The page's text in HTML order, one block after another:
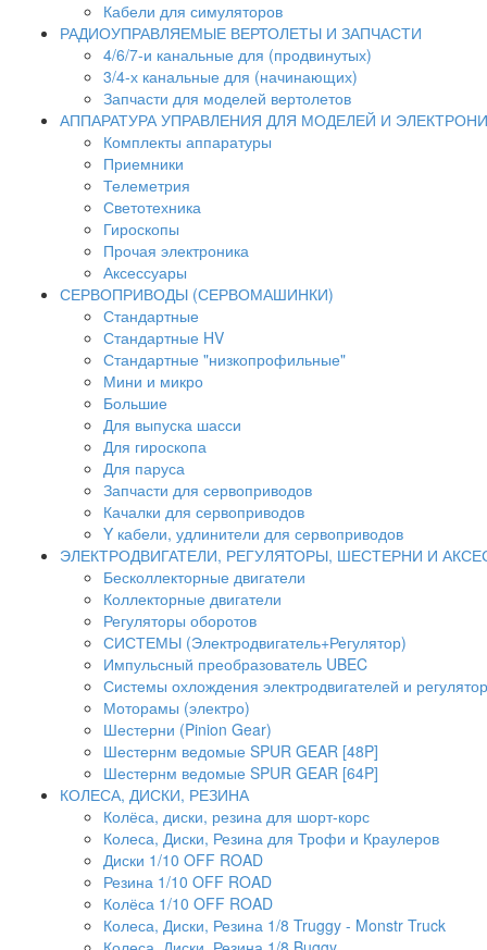
Кабели для симуляторов
РАДИОУПРАВЛЯЕМЫЕ ВЕРТОЛЕТЫ И ЗАПЧАСТИ
4/6/7-и канальные для (продвинутых)
3/4-х канальные для (начинающих)
Запчасти для моделей вертолетов
АППАРАТУРА УПРАВЛЕНИЯ ДЛЯ МОДЕЛЕЙ И
Комплекты аппаратуры
Приемники
Телеметрия
Светотехника
Гироскопы
Прочая электроника
Аксессуары
СЕРВОПРИВОДЫ (СЕРВОМАШИНКИ)
Стандартные
Стандартные HV
Стандартные "низкопрофильные"
Мини и микро
Большие
Для выпуска шасси
Для гироскопа
Для паруса
Запчасти для сервоприводов
Качалки для сервоприводов
Y кабели, удлинители для сервоприводов
ЭЛЕКТРОДВИГАТЕЛИ, РЕГУЛЯТОРЫ, ШЕСТЕРНИ И
Бесколлекторные двигатели
Коллекторные двигатели
Регуляторы оборотов
СИСТЕМЫ (Электродвигатель+Регулятор)
Импульсный преобразователь UBEC
Системы охлождения электродвигателей и
Моторамы (электро)
Шестерни (Pinion Gear)
Шестернм ведомые SPUR GEAR [48P]
Шестернм ведомые SPUR GEAR [64P]
КОЛЕСА, ДИСКИ, РЕЗИНА
Колёса, диски, резина для шорт-корс
Колеса, Диски, Резина для Трофи и Краулеров
Диски 1/10 OFF ROAD
Резина 1/10 OFF ROAD
Колёса 1/10 OFF ROAD
Колеса, Диски, Резина 1/8 Truggy - Monstr Truck